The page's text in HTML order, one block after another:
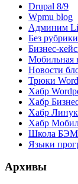
Drupal 8/9
Wpmu blog
Админим
Без рубрики
Бизнес-
Мобильная
Новости
Трюки
Хабр
Хабр
Хабр
Хабр
Школа БЭМ
Языки
Архивы